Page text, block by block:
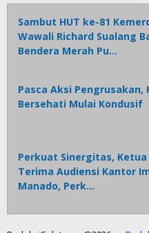
Sambut HUT ke-81
Wawali Richard Sualang
Bendera Merah Pu…
Pasca Aksi Pengrusakan,
Bersehati Mulai Kondusif
Perkuat Sinergitas, Ketua
Terima Audiensi Kantor
Manado, Perk…